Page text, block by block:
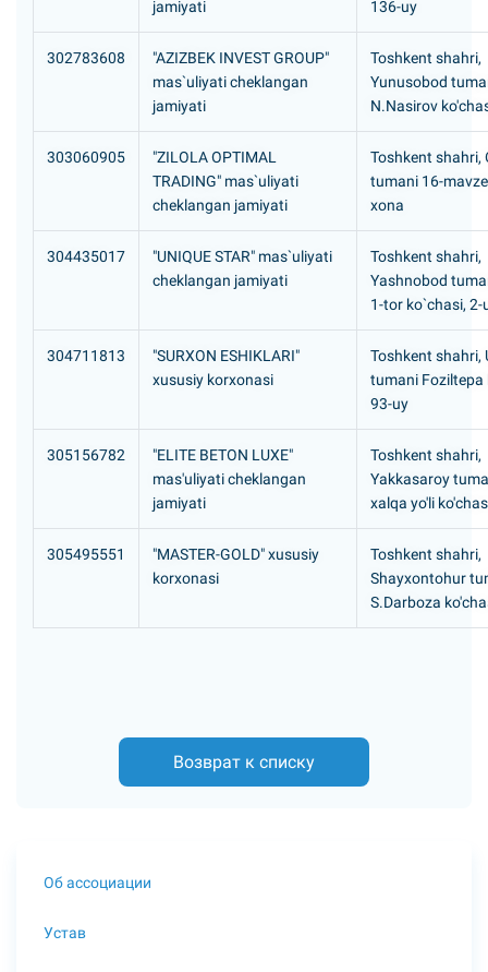
jamiyati 136-uy
302783608
"AZIZBEK INVEST GROUP"
mas`uliyati cheklangan
jamiyati
Toshkent shahri,
Yunusobod
N.Nasirov
303060905
"ZILOLA OPTIMAL
TRADING" mas`uliyati
cheklangan jamiyati
Toshkent shahri,
tumani 16-
xona
304435017
"UNIQUE STAR" mas`uliyati
cheklangan jamiyati
Toshkent shahri,
Yashnobod
1-tor ko`chasi, 2-
304711813
"SURXON ESHIKLARI"
xususiy korxonasi
Toshkent shahri,
tumani Foziltepa
93-uy
305156782
"ELITE BETON LUXE"
mas'uliyati cheklangan
jamiyati
Toshkent shahri,
Yakkasaroy
xalqa yo'li
305495551
"MASTER-GOLD" xususiy
korxonasi
Toshkent shahri,
Shayxontohur
S.Darboza
Возврат к списку
Об ассоциации
Устав